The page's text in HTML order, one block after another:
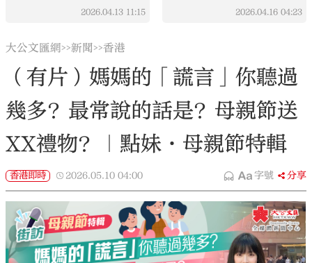
2026.04.13 11:15 2026.04.16 04:23
大公文匯網>>新聞>>香港
（有片）媽媽的「謊言」你聽過
幾多？最常說的話是？母親節送
XX禮物？｜點妹·母親節特輯
香港即時 2026.05.10 04:00 字號 分享